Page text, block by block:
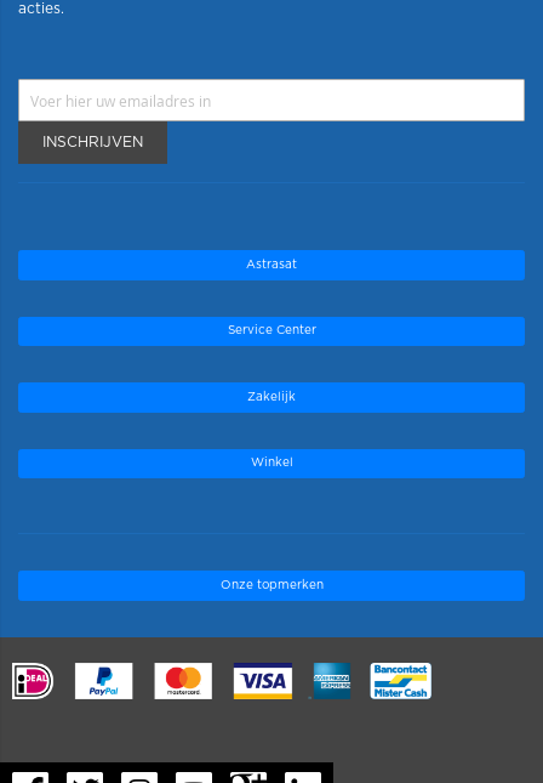
acties.
INSCHRIJVEN
Astrasat
Service Center
Zakelijk
Winkel
Onze topmerken
.